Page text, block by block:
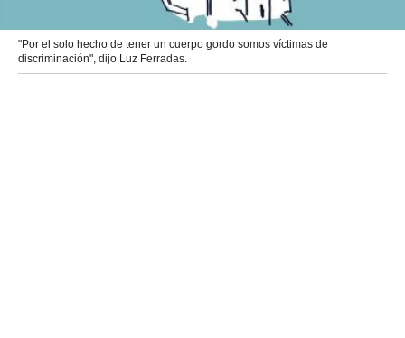
"Por el solo hecho de tener un cuerpo gordo somos víctimas de
discriminación", dijo Luz Ferradas.